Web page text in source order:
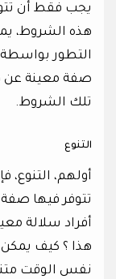
يجب فقط أن
هذه الشروط،
التطور بواسطة
صفة معينة عن
تلك الشروط.
التنوع
أولهم،
تتوفر فيها
أفراد سلالة
هذا ؟ كيف
نفس الوقت